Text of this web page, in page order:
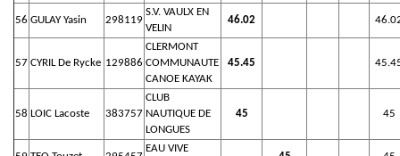
56 GULAY Yasin 298119
S.V. VAULX EN
VELIN
46.02
57 CYRIL De Rycke 129886
CLERMONT
COMMUNAUTE
CANOE KAYAK
45.45
58 LOIC Lacoste 383757
CLUB
NAUTIQUE DE
LONGUES
45 45
EAU VIVE